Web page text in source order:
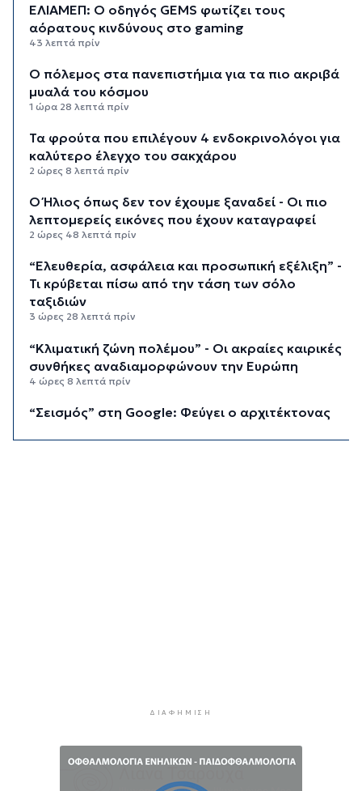
ΕΛΙΑΜΕΠ: Ο οδηγός GEMS φωτίζει τους
αόρατους κινδύνους στο gaming
43 λεπτά πρίν
Ο πόλεμος στα πανεπιστήμια για τα πιο ακριβά
μυαλά του κόσμου
1 ώρα 28 λεπτά πρίν
Τα φρούτα που επιλέγουν 4 ενδοκρινολόγοι για
καλύτερο έλεγχο του σακχάρου
2 ώρες 8 λεπτά πρίν
Ο Ήλιος όπως δεν τον έχουμε ξαναδεί - Οι πιο
λεπτομερείς εικόνες που έχουν καταγραφεί
2 ώρες 48 λεπτά πρίν
“Ελευθερία, ασφάλεια και προσωπική εξέλιξη” -
Τι κρύβεται πίσω από την τάση των σόλο
ταξιδιών
3 ώρες 28 λεπτά πρίν
“Κλιματική ζώνη πολέμου” - Οι ακραίες καιρικές
συνθήκες αναδιαμορφώνουν την Ευρώπη
4 ώρες 8 λεπτά πρίν
“Σεισμός” στη Google: Φεύγει ο αρχιτέκτονας
4 ώρες 48 λεπτά πρίν
Αυξήθηκαν οι Έλληνες που αποφάσισαν να
διακόψουν το κάπνισμα
ΔΙΑΦΉΜΙΣΗ